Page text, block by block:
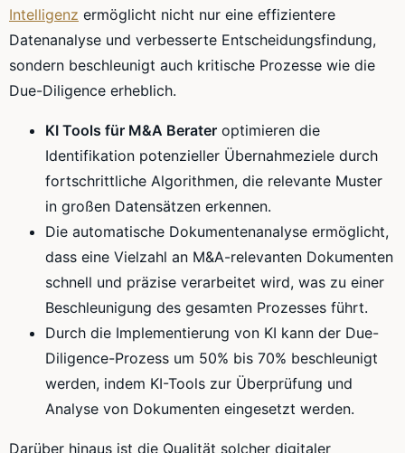
Intelligenz ermöglicht nicht nur eine effizientere
Datenanalyse und verbesserte Entscheidungsfindung,
sondern beschleunigt auch kritische Prozesse wie die
Due-Diligence erheblich.
KI Tools für M&A Berater optimieren die
Identifikation potenzieller Übernahmeziele durch
fortschrittliche Algorithmen, die relevante Muster
in großen Datensätzen erkennen.
Die automatische Dokumentenanalyse ermöglicht,
dass eine Vielzahl an M&A-relevanten Dokumenten
schnell und präzise verarbeitet wird, was zu einer
Beschleunigung des gesamten Prozesses führt.
Durch die Implementierung von KI kann der Due-
Diligence-Prozess um 50% bis 70% beschleunigt
werden, indem KI-Tools zur Überprüfung und
Analyse von Dokumenten eingesetzt werden.
Darüber hinaus ist die Qualität solcher digitaler